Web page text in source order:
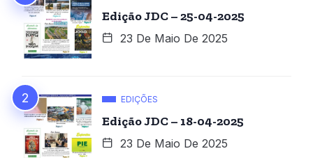
Edição JDC – 25-04-2025
23 De Maio De 2025
EDIÇÕES
Edição JDC – 18-04-2025
23 De Maio De 2025